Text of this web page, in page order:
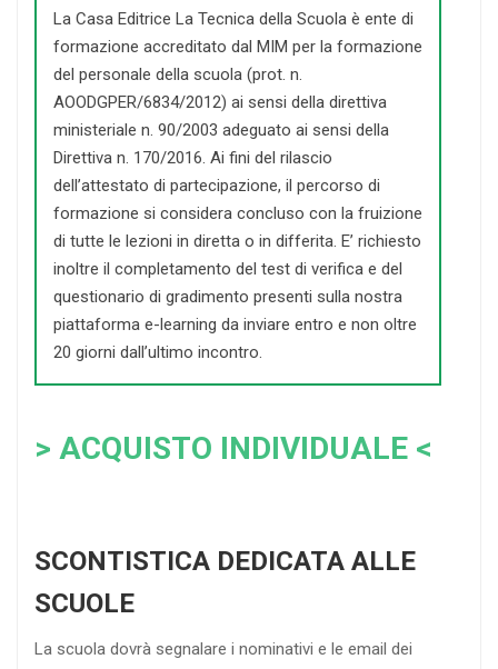
La Casa Editrice La Tecnica della Scuola è ente di
formazione accreditato dal MIM per la formazione
del personale della scuola (prot. n.
AOODGPER/6834/2012) ai sensi della direttiva
ministeriale n. 90/2003 adeguato ai sensi della
Direttiva n. 170/2016. Ai fini del rilascio
dell’attestato di partecipazione, il percorso di
formazione si considera concluso con la fruizione
di tutte le lezioni in diretta o in differita. E’ richiesto
inoltre il completamento del test di verifica e del
questionario di gradimento presenti sulla nostra
piattaforma e-learning da inviare entro e non oltre
20 giorni dall’ultimo incontro.
> ACQUISTO INDIVIDUALE <
SCONTISTICA DEDICATA ALLE
SCUOLE
La scuola dovrà segnalare i nominativi e le email dei